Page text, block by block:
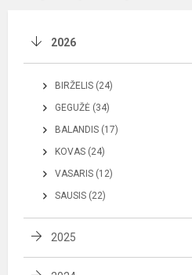
2026
BIRŽELIS (24)
GEGUŽĖ (34)
BALANDIS (17)
KOVAS (24)
VASARIS (12)
SAUSIS (22)
2025